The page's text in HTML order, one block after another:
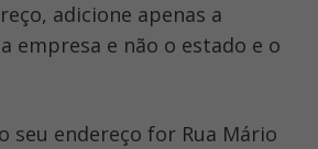
adicione apenas a
empresa e não o estado e o
seu endereço for Rua Mário